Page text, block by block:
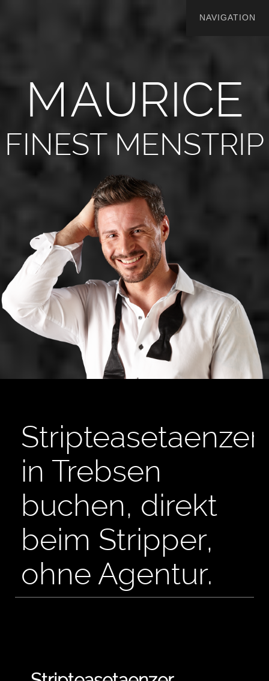
MAURICE
FINEST MENSTRIP
Stripteasetaenzer
in Trebsen
buchen, direkt
beim Stripper,
ohne Agentur.